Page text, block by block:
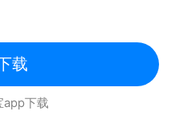
载
app下载